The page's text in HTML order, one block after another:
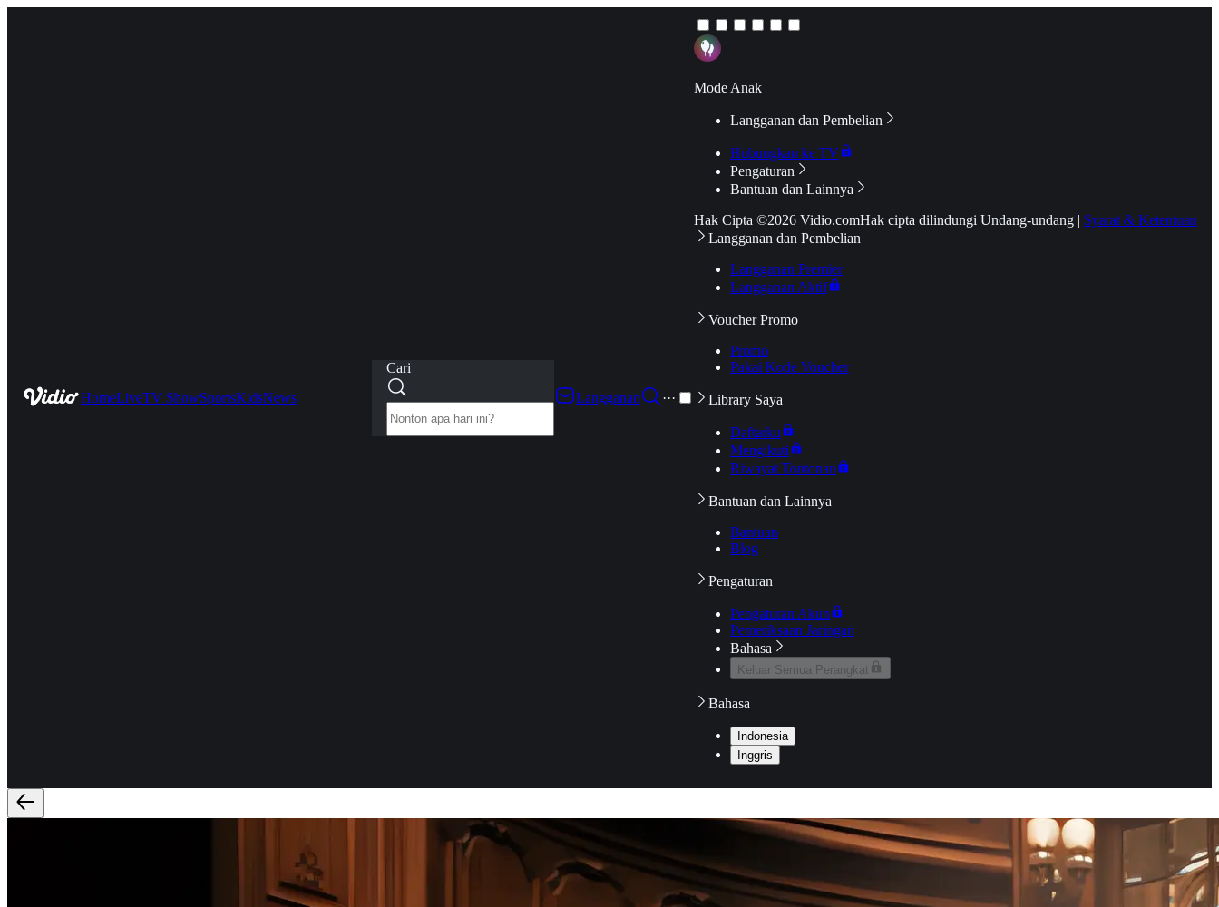
HomeLiveTV ShowSportsKidsNews
Cari
Langganan
···
Mode Anak
Langganan dan Pembelian
Hubungkan ke TV
Pengaturan
Bantuan dan Lainnya
Hak Cipta ©2026 Vidio.comHak cipta dilindungi Undang-undang | Syarat & Ketentuan
Langganan dan Pembelian
Langganan Premier
Langganan Aktif
Voucher Promo
Promo
Pakai Kode Voucher
Library Saya
Daftarku
Mengikuti
Riwayat Tontonan
Bantuan dan Lainnya
Bantuan
Blog
Pengaturan
Pengaturan Akun
Pemeriksaan Jaringan
Bahasa
Keluar Semua Perangkat
Bahasa
Indonesia
Inggris